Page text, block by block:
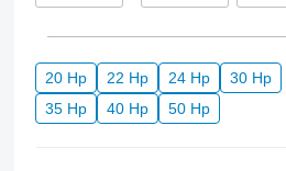
20 Hp 22 Hp 24 Hp
30 Hp
35 Hp
40 Hp 50 Hp